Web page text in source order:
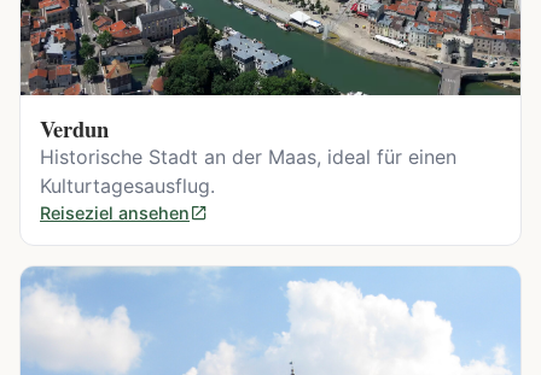
Verdun
Historische Stadt an der Maas, ideal für einen
Kulturtagesausflug.
Reiseziel ansehen